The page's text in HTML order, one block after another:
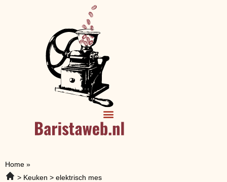
Home »
Keuken
elektrisch mes